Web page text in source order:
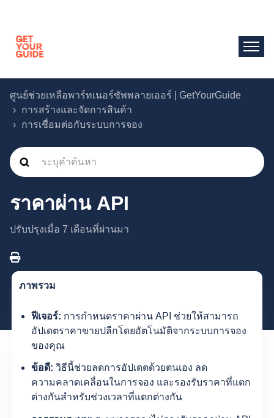
ศูนย์ช่วยเหลือพาร์ทเนอร์ซัพพลายเออร์ | GetYourGuide
การสร้างและจัดการสินค้า
การเชื่อมต่อกับระบบการจอง
ราคาผ่าน API
ปรับปรุงเมื่อ 7 เดือนที่ผ่านมา
ภาพรวม
ฟีเจอร์: การกำหนดราคาผ่าน API ช่วยให้สามารถ
อัปเดตราคาขายปลีกโดยอัตโนมัติจากระบบการจอง
ของคุณ
ข้อดี: วิธีนี้ช่วยลดการอัปเดตด้วยตนเอง ลด
ความคลาดเคลื่อนในการจอง และรองรับราคาที่แตก
ต่างกันสำหรับช่วงเวลาที่แตกต่างกัน